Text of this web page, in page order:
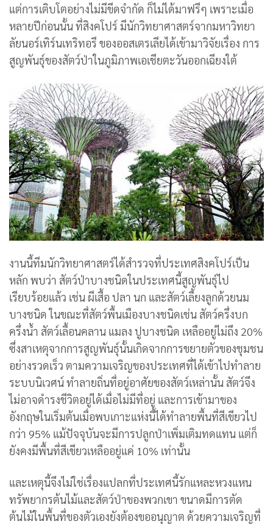
แต่การเติบโตอย่างไม่มีขีดจำกัด ก็ไม่ได้มาฟรีๆ เพราะเมื่อ
หลายปีก่อนนั้น ที่สิงคโปร์ มีนักวิทยาศาสตร์จากมหาวิทยา
ลัยนอร์เทิร์นเทริทอรี ของออสเตรเลียได้เข้ามาวิจัยเรื่อง การ
สูญพันธุ์ของสัตว์ป่าในภูมิภาพเอเชียตะวันออกเฉียงใต้
งานนี้ทีมนักวิทยาศาสตร์ได้สำรวจที่ประเทศสิงคโปร์เป็น
หลัก พบว่า สัตว์ป่าบางชนิดในประเทศนี้สูญพันธุ์ไป
เรียบร้อยแล้ว เช่น ผีเสื้อ ปลา นก และสัตว์เลี้ยงลูกด้วยนม
บางชนิด ในขณะที่สัตว์พื้นเมืองบางชนิดเช่น สัตว์ครึ่งบก
ครึ่งน้ำ สัตว์เลื้อนคลาน แมลง ปูบางชนิด เหลืออยู่ไม่ถึง 20%
ซึ่งสาเหตุจากการสูญพันธุ์นั้นเกิดจากการขยายตัวของชุมชน
อย่างรวดเร็ว ตามความเจริญของประเทศที่ได้เข้าไปทำลาย
ระบบนิเวศน์ ทำลายถิ่นที่อยู่อาศัยของสัตว์เหล่านั้น สัตว์จึง
ไม่อาจดำรงชีวิตอยู่ได้เมื่อไม่มีที่อยู่ และการเข้ามาของ
อังกฤษในเริ่มต้นเมื่อพบเกาะแห่งนี้ได้ทำลายพื้นที่สีเขียวไป
กว่า 95% แม้ปัจจุบันจะมีการปลูกป่าเพิ่มเติมทดแทน แต่ก็
ยังคงมีพื้นที่สีเขียวเหลืออยู่แค่ 10% เท่านั้น
และเหตุนี้จึงไม่ใช่เรื่องแปลกที่ประเทศนี้รักแหละหวงแหน
ทรัพยากรต้นไม้และสัตว์ป่าของพวกเขา ขนาดมีการตัด
ต้นไม้ในพื้นที่ของตัวเองยังต้องขออนุญาต ด้วยความเจริญที่